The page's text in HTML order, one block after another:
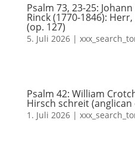
Psalm 73, 23-25:
Rinck (1770-1846):
(op. 127)
5. Juli 2026|
Psalm 42: William
Hirsch schreit (anglican
1. Juli 2026|